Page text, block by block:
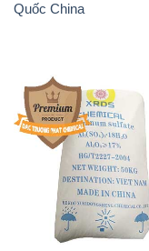
Quốc China